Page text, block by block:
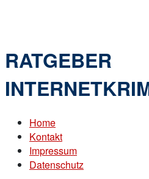
RATGEBER
Home
Kontakt
Impressum
Datenschutz